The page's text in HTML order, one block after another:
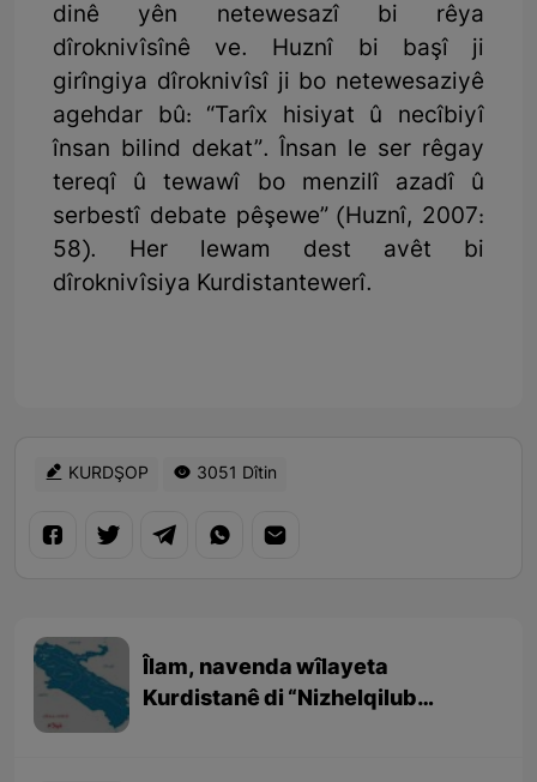
dinê yên netewesazî bi rêya
dîroknivîsînê ve. Huznî bi başî ji
girîngiya dîroknivîsî ji bo netewesaziyê
agehdar bû: “Tarîx hisiyat û necîbiyî
însan bilind dekat”. Însan le ser rêgay
tereqî û tewawî bo menzilî azadî û
serbestî debate pêşewe” (Huznî, 2007:
58). Her lewam dest avêt bi
dîroknivîsiya Kurdistantewerî.
KURDŞOP 3051 Dîtin
Îlam, navenda wîlayeta
Kurdistanê di “Nizhelqilub